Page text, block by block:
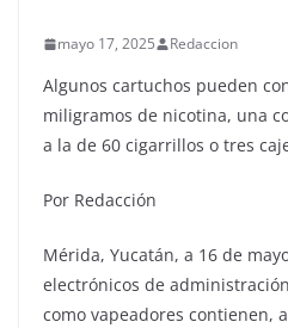
mayo 17, 2025 Redaccion
Algunos cartuchos pueden
miligramos de nicotina, una
a la de 60 cigarrillos o tres
Por Redacción
Mérida, Yucatán, a 16 de
electrónicos de
como vapeadores contienen,